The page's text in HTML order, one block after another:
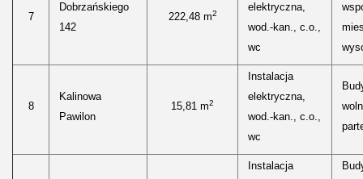
7
Dobrzańskiego
142
222,48 m2
elektryczna,
wod.-kan., c.o.,
wc
8
Kalinowa
Pawilon
15,81 m2
Instalacja
elektryczna,
wod.-kan., c.o.,
wc
Instalacja